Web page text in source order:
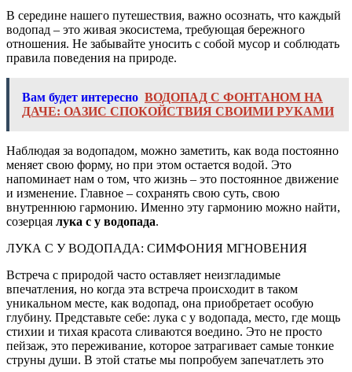
В середине нашего путешествия, важно осознать, что каждый
водопад – это живая экосистема, требующая бережного
отношения. Не забывайте уносить с собой мусор и соблюдать
правила поведения на природе.
Вам будет интересно ВОДОПАД С ФОНТАНОМ НА
ДАЧЕ: ОАЗИС СПОКОЙСТВИЯ СВОИМИ РУКАМИ
Наблюдая за водопадом, можно заметить, как вода постоянно
меняет свою форму, но при этом остается водой. Это
напоминает нам о том, что жизнь – это постоянное движение
и изменение. Главное – сохранять свою суть, свою
внутреннюю гармонию. Именно эту гармонию можно найти,
созерцая лука с у водопада.
ЛУКА С У ВОДОПАДА: СИМФОНИЯ МГНОВЕНИЯ
Встреча с природой часто оставляет неизгладимые
впечатления, но когда эта встреча происходит в таком
уникальном месте, как водопад, она приобретает особую
глубину. Представьте себе: лука с у водопада, место, где мощь
стихии и тихая красота сливаются воедино. Это не просто
пейзаж, это переживание, которое затрагивает самые тонкие
струны души. В этой статье мы попробуем запечатлеть это